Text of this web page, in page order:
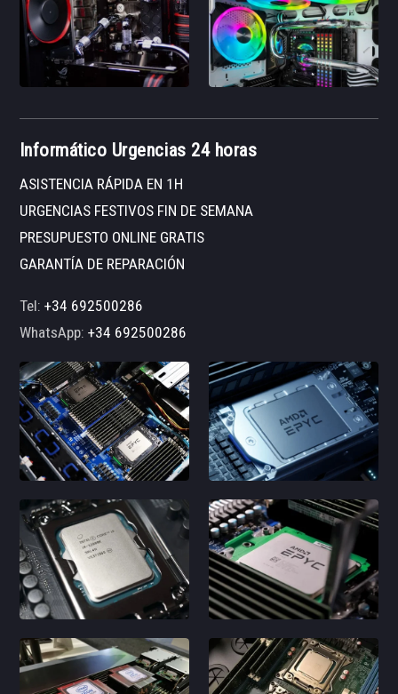
Informático Urgencias 24 horas
ASISTENCIA RÁPIDA EN 1H
URGENCIAS FESTIVOS FIN DE SEMANA
PRESUPUESTO ONLINE GRATIS
GARANTÍA DE REPARACIÓN
Tel:+34 692500286
WhatsApp:+34 692500286